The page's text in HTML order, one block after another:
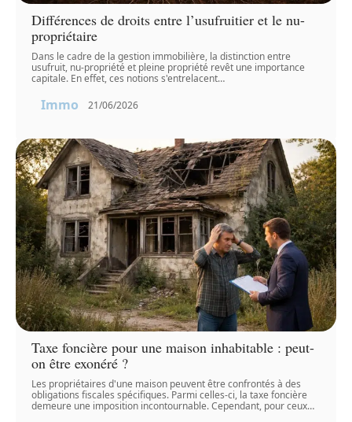
Différences de droits entre l’usufruitier et le nu-
propriétaire
Dans le cadre de la gestion immobilière, la distinction entre
usufruit, nu-propriété et pleine propriété revêt une importance
capitale. En effet, ces notions s'entrelacent…
Immo 21/06/2026
Taxe foncière pour une maison inhabitable : peut-
on être exonéré ?
Les propriétaires d'une maison peuvent être confrontés à des
obligations fiscales spécifiques. Parmi celles-ci, la taxe foncière
demeure une imposition incontournable. Cependant, pour ceux…